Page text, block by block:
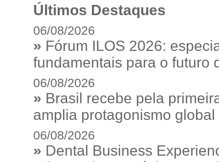
Últimos Destaques
06/08/2026
» Fórum ILOS 2026:
fundamentais para o futuro
06/08/2026
» Brasil recebe pela
amplia protagonismo
06/08/2026
» Dental Business